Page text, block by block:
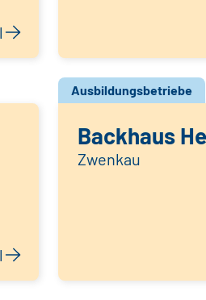
Ausbildungsbetriebe
Backhaus
Zwenkau